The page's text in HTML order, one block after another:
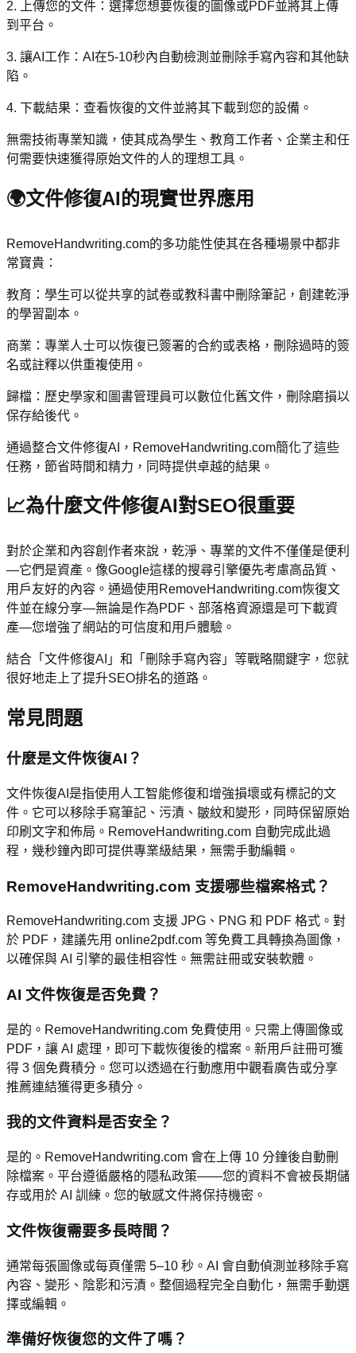
2. 上傳您的文件：選擇您想要恢復的圖像或PDF並將其上傳
到平台。
3. 讓AI工作：AI在5-10秒內自動檢測並刪除手寫內容和其他缺
陷。
4. 下載結果：查看恢復的文件並將其下載到您的設備。
無需技術專業知識，使其成為學生、教育工作者、企業主和任
何需要快速獲得原始文件的人的理想工具。
🌍文件修復AI的現實世界應用
RemoveHandwriting.com的多功能性使其在各種場景中都非
常寶貴：
教育：學生可以從共享的試卷或教科書中刪除筆記，創建乾淨
的學習副本。
商業：專業人士可以恢復已簽署的合約或表格，刪除過時的簽
名或註釋以供重複使用。
歸檔：歷史學家和圖書管理員可以數位化舊文件，刪除磨損以
保存給後代。
通過整合文件修復AI，RemoveHandwriting.com簡化了這些
任務，節省時間和精力，同時提供卓越的結果。
📈為什麼文件修復AI對SEO很重要
對於企業和內容創作者來說，乾淨、專業的文件不僅僅是便利
—它們是資產。像Google這樣的搜尋引擎優先考慮高品質、
用戶友好的內容。通過使用RemoveHandwriting.com恢復文
件並在線分享—無論是作為PDF、部落格資源還是可下載資
產—您增強了網站的可信度和用戶體驗。
結合「文件修復AI」和「刪除手寫內容」等戰略關鍵字，您就
很好地走上了提升SEO排名的道路。
常見問題
什麼是文件恢復AI？
文件恢復AI是指使用人工智能修復和增強損壞或有標記的文
件。它可以移除手寫筆記、污漬、皺紋和變形，同時保留原始
印刷文字和佈局。RemoveHandwriting.com 自動完成此過
程，幾秒鐘內即可提供專業級結果，無需手動編輯。
RemoveHandwriting.com 支援哪些檔案格式？
RemoveHandwriting.com 支援 JPG、PNG 和 PDF 格式。對
於 PDF，建議先用 online2pdf.com 等免費工具轉換為圖像，
以確保與 AI 引擎的最佳相容性。無需註冊或安裝軟體。
AI 文件恢復是否免費？
是的。RemoveHandwriting.com 免費使用。只需上傳圖像或
PDF，讓 AI 處理，即可下載恢復後的檔案。新用戶註冊可獲
得 3 個免費積分。您可以透過在行動應用中觀看廣告或分享
推薦連結獲得更多積分。
我的文件資料是否安全？
是的。RemoveHandwriting.com 會在上傳 10 分鐘後自動刪
除檔案。平台遵循嚴格的隱私政策——您的資料不會被長期儲
存或用於 AI 訓練。您的敏感文件將保持機密。
文件恢復需要多長時間？
通常每張圖像或每頁僅需 5–10 秒。AI 會自動偵測並移除手寫
內容、變形、陰影和污漬。整個過程完全自動化，無需手動選
擇或編輯。
準備好恢復您的文件了嗎？